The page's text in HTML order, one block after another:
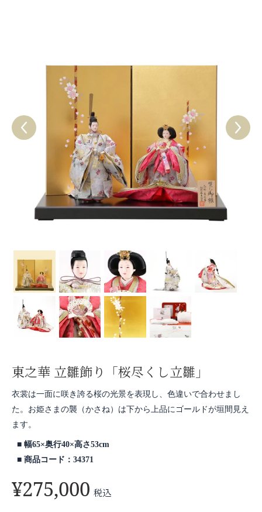
東之華 立雛飾り「桜尽くし立雛」
衣裳は一面に咲き誇る桜の光景を表現し、色違いで合わせまし
た。お姫さまの襲（かさね）は下から上品にゴールドが垣間見え
ます。
幅65×奥行40×高さ53cm
商品コード：34371
¥275,000 税込